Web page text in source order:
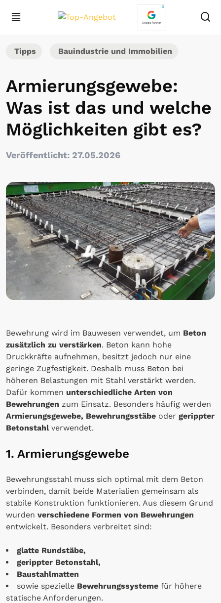
Tipps Bauindustrie und Immobilien
Armierungsgewebe:
Was ist das und welche
Möglichkeiten gibt es?
Veröffentlicht: 27.05.2026
Bewehrung wird im Bauwesen verwendet, um Beton
zusätzlich zu verstärken. Beton kann hohe
Druckkräfte aufnehmen, besitzt jedoch nur eine
geringe Zugfestigkeit. Deshalb muss Beton bei
höheren Belastungen mit Stahl verstärkt werden.
Dafür kommen unterschiedliche Arten von
Bewehrungen zum Einsatz. Besonders häufig werden
Armierungsgewebe, Bewehrungsstäbe oder gerippter
Betonstahlverwendet.
1. Armierungsgewebe
Bewehrungsstahl muss sich optimal mit dem Beton
verbinden, damit beide Materialien gemeinsam als
stabile Konstruktion funktionieren. Aus diesem Grund
wurden verschiedene Formen von Bewehrungen
entwickelt. Besonders verbreitet sind:
glatte Rundstäbe,
gerippter Betonstahl,
Baustahlmatten
sowie spezielle Bewehrungssysteme für höhere
statische Anforderungen.